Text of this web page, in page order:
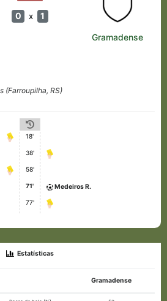
0 x 1
Gramadense
(Farroupilha, RS)
18'
38'
58'
71' Medeiros R.
77'
Estatísticas
Gramadense